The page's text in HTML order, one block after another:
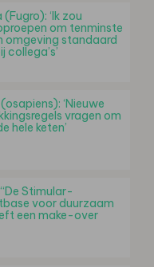
‘Ik zou
om tenminste
omgeving standaard
collega’s’
‘Nieuwe
vragen om
hele keten’
Stimular-
voor duurzaam
een make-over